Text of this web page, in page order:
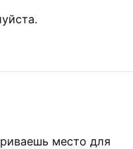
место для